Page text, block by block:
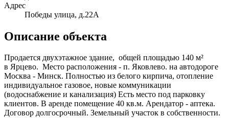
Адрес
Победы улица, д.22А
Описание объекта
Продается двухэтажное здание, общей площадью 140 м²
в Ярцево. Место расположения - п. Яковлево. на автодороге
Москва - Минск. Полностью из белого кирпича, отопление
индивидуальное газовое, новые коммуникации
(водоснабжение и канализация) Есть место под парковку
клиентов. В аренде помещение 40 кв.м. Арендатор - аптека.
Договор долгосрочный. Земельный участок в собственности.